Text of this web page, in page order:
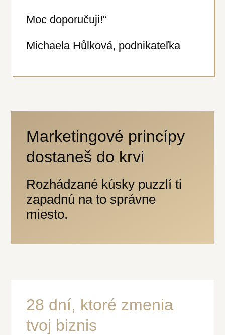
Moc doporučuji!“
Michaela Hůlková, podnikateľka
Marketingové princípy
dostaneš do krvi
Rozhádzané kúsky puzzlí ti
zapadnú na to správne
miesto.
28 dní, ktoré zmenia
tvoj biznis